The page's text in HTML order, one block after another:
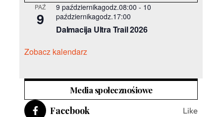
PAŹ
9
9 październikagodz.08:00 - 10
październikagodz.17:00
Dalmacija Ultra Trail 2026
Zobacz kalendarz
Media społecznośiowe
Facebook Like